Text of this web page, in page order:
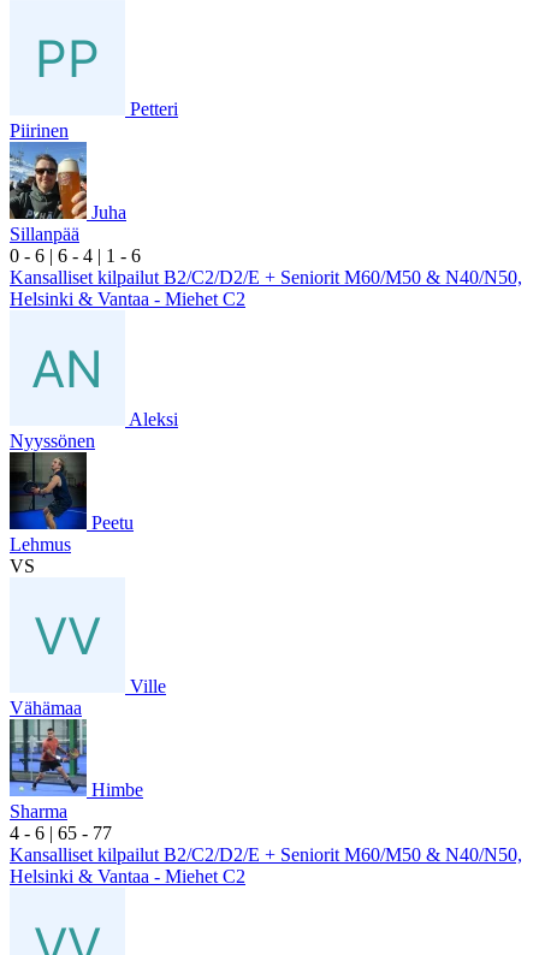
Petteri
Piirinen
Juha
Sillanpää
0 - 6 | 6 - 4 | 1 - 6
Kansalliset kilpailut B2/C2/D2/E + Seniorit M60/M50 & N40/N50,
Helsinki & Vantaa - Miehet C2
Aleksi
Nyyssönen
Peetu
Lehmus
VS
Ville
Vähämaa
Himbe
Sharma
4 - 6 | 65 - 77
Kansalliset kilpailut B2/C2/D2/E + Seniorit M60/M50 & N40/N50,
Helsinki & Vantaa - Miehet C2